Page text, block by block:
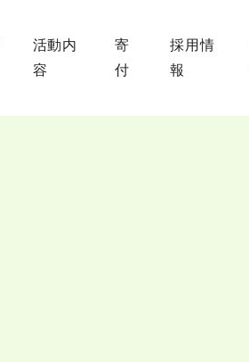
活動内
容
寄
付
採用情
報